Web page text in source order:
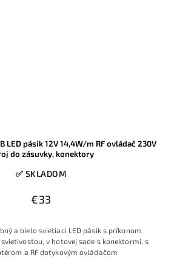
LED pásik 12V 14,4W/m RF ovládač 230V
do zásuvky, konektory
✅ SKLADOM
€33
a bielo svietiaci LED pásik s príkonom
v hotovej sade s konektormi, s
a RF dotykovým ovládačom